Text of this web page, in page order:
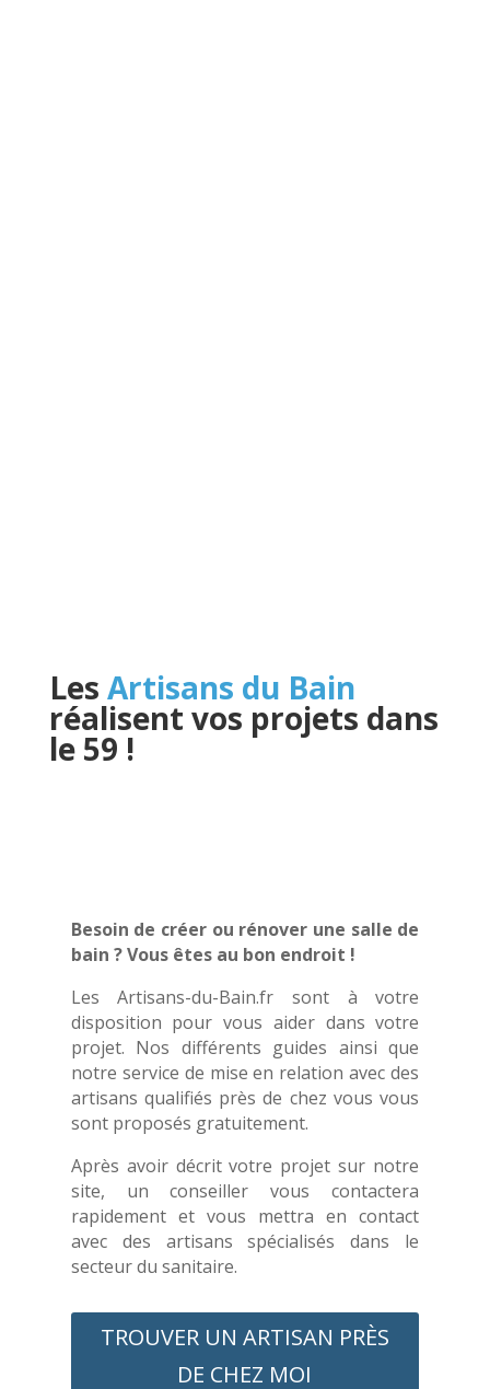
Les Artisans du Bain
réalisent vos projets dans
le 59 !
Besoin de créer ou rénover une salle de
bain ? Vous êtes au bon endroit !
Les Artisans-du-Bain.fr sont à votre
disposition pour vous aider dans votre
projet. Nos différents guides ainsi que
notre service de mise en relation avec des
artisans qualifiés près de chez vous vous
sont proposés gratuitement.
Après avoir décrit votre projet sur notre
site, un conseiller vous contactera
rapidement et vous mettra en contact
avec des artisans spécialisés dans le
secteur du sanitaire.
TROUVER UN ARTISAN PRÈS
DE CHEZ MOI